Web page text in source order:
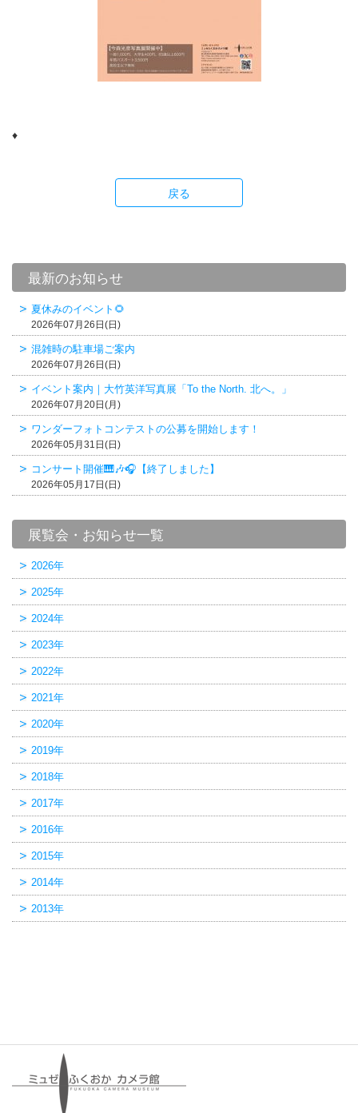
♦
戻る
最新のお知らせ
夏休みのイベント🌻
2026年07月26日(日)
混雑時の駐車場ご案内
2026年07月26日(日)
イベント案内｜大竹英洋写真展「To the North. 北へ。」
2026年07月20日(月)
ワンダーフォトコンテストの公募を開始します！
2026年05月31日(日)
コンサート開催🎹🎶🎧【終了しました】
2026年05月17日(日)
展覧会・お知らせ一覧
2026年
2025年
2024年
2023年
2022年
2021年
2020年
2019年
2018年
2017年
2016年
2015年
2014年
2013年